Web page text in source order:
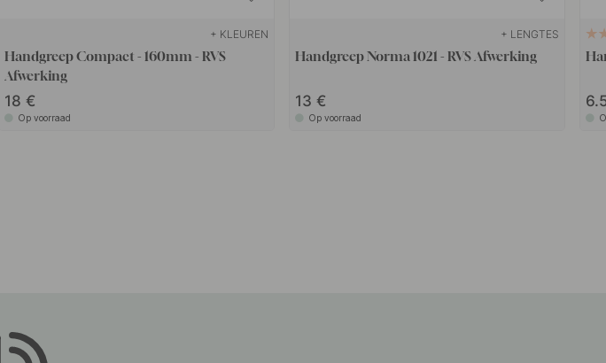
+ KLEUREN
Handgreep Compact - 160mm - RVS
Afwerking
18
Op voorraad
+ LENGTES
Handgreep Norma 1021 - RVS Afwerking
13
Op voorraad